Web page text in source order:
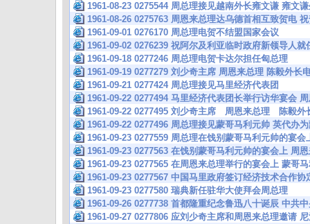
1961-08-23 0275544 周总理接见越南外长雍文谦 雍文
1961-08-26 0275763 周恩来总理达乌德首相互致贺电
1961-09-01 0276170 周总理电贺不结盟国家会议
1961-09-02 0276239 祝阿尔及利亚临时政府新领导人
1961-09-18 0277246 周总理电贺卡达尔担任匈总理
1961-09-19 0277279 刘少奇主席 周恩来总理 陈毅外长
1961-09-21 0277424 周总理接见马里经济代表团
1961-09-22 0277494 马里经济代表团长举行访华宴会
1961-09-22 0277495 刘少奇主席 周恩来总理 陈毅外
1961-09-22 0277496 周总理接见蒙哥马利元帅 英代办
1961-09-23 0277559 周总理在饯别蒙哥马利元帅的宴
1961-09-23 0277563 在饯别蒙哥马利元帅的宴会上 周
1961-09-23 0277565 在周恩来总理举行的宴会上 蒙哥
1961-09-23 0277567 中国马里政府签订经济技术合作
1961-09-23 0277580 瑞典新任驻华大使拜会周总理
1961-09-26 0277738 首都隆重纪念鲁迅八十诞辰 中共
1961-09-27 0277806 应刘少奇主席和周恩来总理邀请